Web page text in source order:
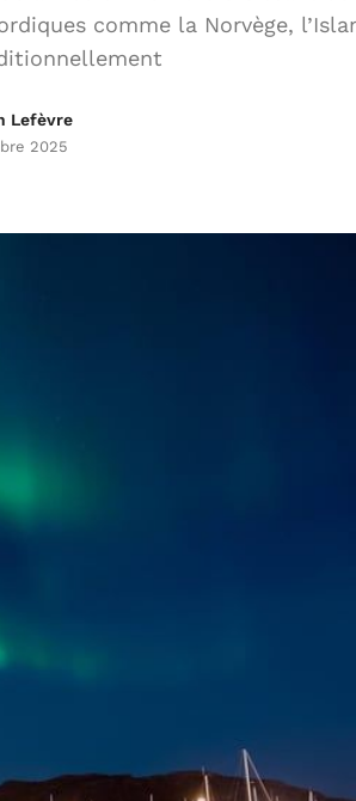
comme la Norvège,
Lefèvre
2025